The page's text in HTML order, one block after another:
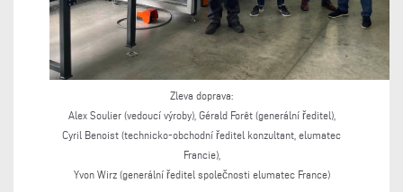
Zleva doprava:
Alex Soulier (vedoucí výroby), Gérald Forêt (generální ředitel),
Cyril Benoist (technicko-obchodní ředitel konzultant, elumatec
Francie),
Yvon Wirz (generální ředitel společnosti elumatec France)